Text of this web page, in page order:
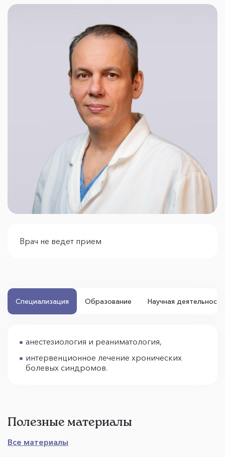
Врач не ведет прием
Специализация Образование Научная деятельность
анестезиология и реаниматология,
интервенционное лечение хронических
болевых синдромов.
Полезные материалы
Все материалы